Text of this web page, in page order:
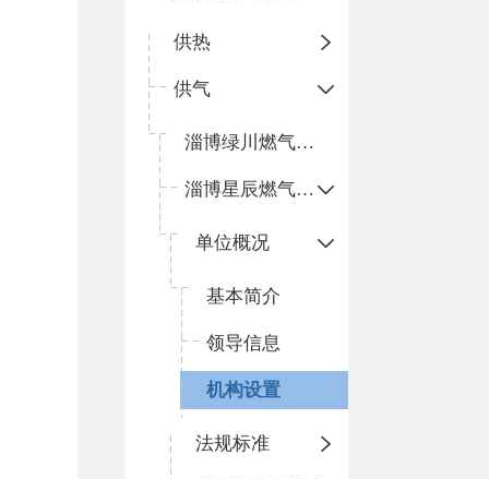
供热
供气
淄博绿川燃气有限公司
淄博星辰燃气有限公司
单位概况
基本简介
领导信息
机构设置
法规标准